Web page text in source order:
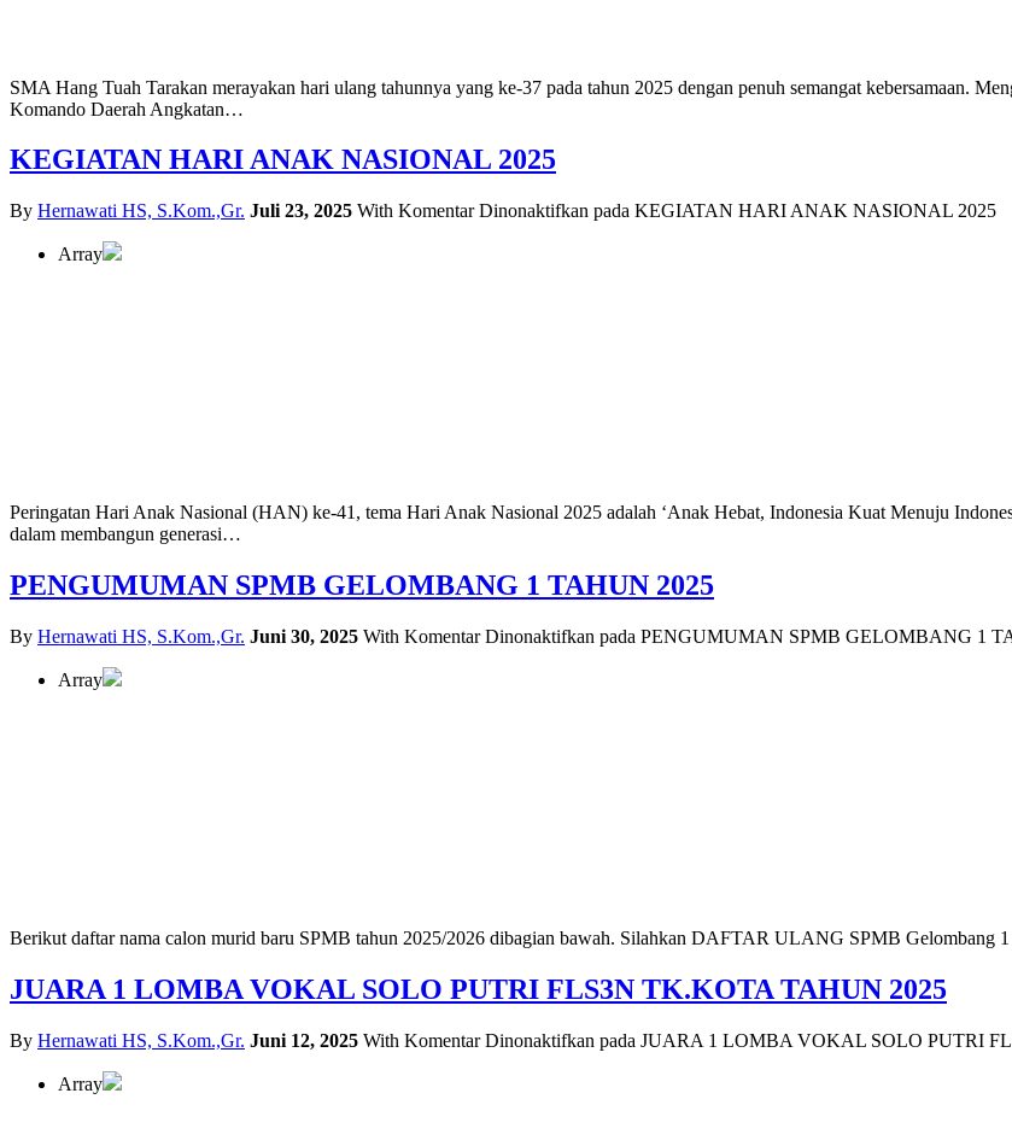
SMA Hang Tuah Tarakan merayakan hari ulang tahunnya yang ke-37 pada tahun 2025 dengan penuh semangat kebersamaan.
Komando Daerah Angkatan…
KEGIATAN HARI ANAK NASIONAL 2025
By Hernawati HS, S.Kom.,Gr. Juli 23, 2025 With Komentar Dinonaktifkan pada KEGIATAN HARI ANAK NASIONAL 2025
Array
Peringatan Hari Anak Nasional (HAN) ke-41, tema Hari Anak Nasional 2025 adalah ‘Anak Hebat, Indonesia Kuat Menuju
dalam membangun generasi…
PENGUMUMAN SPMB GELOMBANG 1 TAHUN 2025
By Hernawati HS, S.Kom.,Gr. Juni 30, 2025 With Komentar Dinonaktifkan pada PENGUMUMAN SPMB GELOMBANG 1
Array
Berikut daftar nama calon murid baru SPMB tahun 2025/2026 dibagian bawah. Silahkan DAFTAR ULANG SPMB Gelombang
JUARA 1 LOMBA VOKAL SOLO PUTRI FLS3N TK.KOTA TAHUN 2025
By Hernawati HS, S.Kom.,Gr. Juni 12, 2025 With Komentar Dinonaktifkan pada JUARA 1 LOMBA VOKAL SOLO PUTRI
Array